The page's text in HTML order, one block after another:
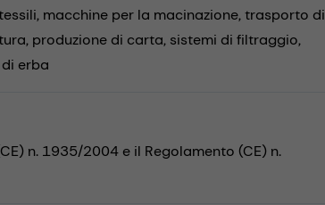
macchine per la macinazione,trasporto di
produzione di carta, sistemi di filtraggio,
erba
n. 1935/2004 e il Regolamento (CE) n.